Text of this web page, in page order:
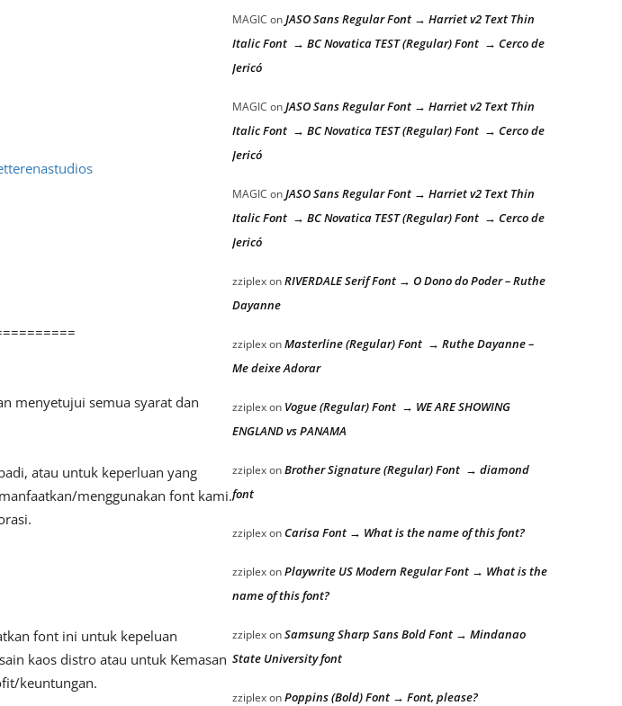
menyetujui semua syarat dan
atau untuk keperluan yang
menggunakan font kami.
font ini untuk kepeluan
kaos distro atau untuk Kemasan
keuntungan.
MAGIC onJASO Sans Regular Font → Harriet v2 Text Thin
Italic Font → BC Novatica TEST (Regular) Font → Cerco de
Jericó
MAGIC onJASO Sans Regular Font → Harriet v2 Text Thin
Italic Font → BC Novatica TEST (Regular) Font → Cerco de
Jericó
MAGIC onJASO Sans Regular Font → Harriet v2 Text Thin
Italic Font → BC Novatica TEST (Regular) Font → Cerco de
Jericó
zziplexonRIVERDALE Serif Font → O Dono do Poder – Ruthe
Dayanne
zziplexonMasterline (Regular) Font → Ruthe Dayanne –
Me deixe Adorar
zziplexon Vogue (Regular) Font → WE ARE SHOWING
ENGLAND vs PANAMA
zziplexonBrother Signature (Regular) Font → diamond
font
zziplexonCarisa Font → What is the name of this font?
zziplexonPlaywrite US Modern Regular Font → What is the
name of this font?
zziplexonSamsung Sharp Sans Bold Font → Mindanao
State University font
zziplexonPoppins (Bold) Font → Font, please?